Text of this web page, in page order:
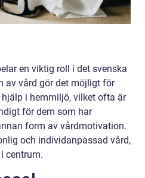
en viktig roll i det svenska
av vård gör det möjligt för
i hemmiljö, vilket ofta är
för dem som har
form av vårdmotivation.
och individanpassad vård,
centrum.